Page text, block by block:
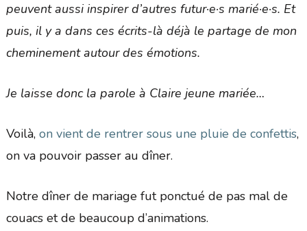
peuvent aussi inspirer d’autres futur·e·s marié·e·s. Et
puis, il y a dans ces écrits-là déjà le partage de mon
cheminement autour des émotions.
Je laisse donc la parole à Claire jeune mariée…
Voilà, on vient de rentrer sous une pluie de confettis,
on va pouvoir passer au dîner.
Notre dîner de mariage fut ponctué de pas mal de
couacs et de beaucoup d’animations.